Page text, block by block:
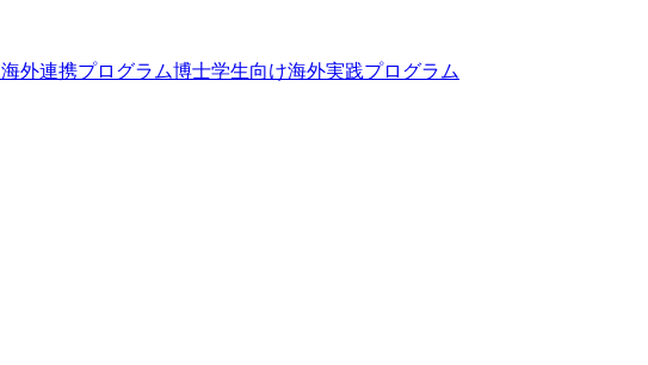
海外連携プログラム博士学生向け海外実践プログラム